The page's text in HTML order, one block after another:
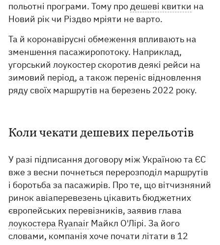
польотні програми. Тому продешеві квитки на
Новий рік чи Різдво мріяти не варто.
Та й коронавірусні обмеження впливають на
зменшення пасажиропотоку. Наприклад,
угорський лоукостер скоротив деякі рейси на
зимовий період, а також переніс відновлення
ряду своїх маршрутів на березень 2022 року.
Коли чекати дешевих перельотів
У разі підписання договору між Україною та ЄС
вже з весни почнеться перерозподіл маршрутів
і боротьба за пасажирів. Про те, що вітчизняний
ринок авіаперевезень цікавить бюджетних
європейських перевізників, заявив глава
лоукостера Ryanair Майкл О'Лірі. За його
словами, компанія хоче почати літати в 12